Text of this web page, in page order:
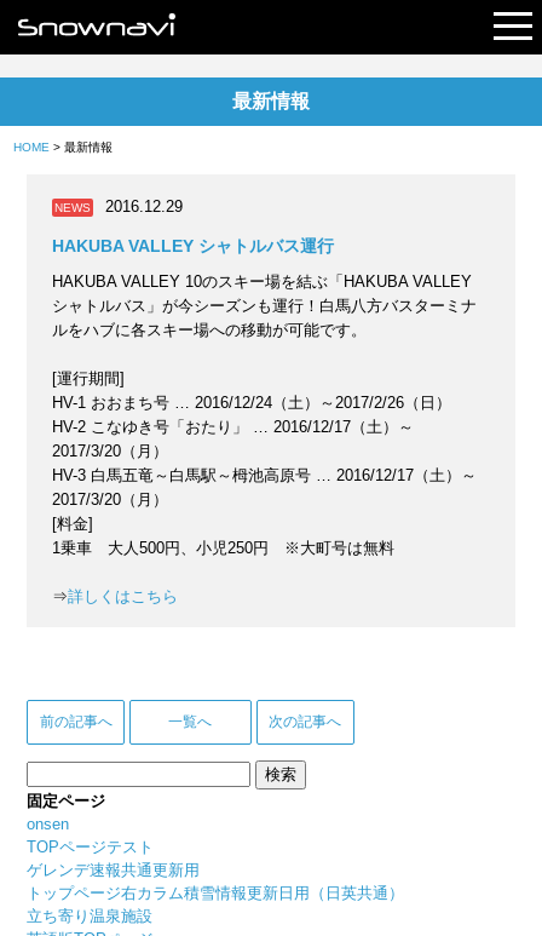
最新情報
HOME > 最新情報
NEWS 2016.12.29
HAKUBA VALLEY シャトルバス運行
HAKUBA VALLEY 10のスキー場を結ぶ「HAKUBA VALLEY
シャトルバス」が今シーズンも運行！白馬八方バスターミナ
ルをハブに各スキー場への移動が可能です。
[運行期間]
HV-1 おおまち号 … 2016/12/24（土）～2017/2/26（日）
HV-2 こなゆき号「おたり」 … 2016/12/17（土）～
2017/3/20（月）
HV-3 白馬五竜～白馬駅～栂池高原号 … 2016/12/17（土）～
2017/3/20（月）
[料金]
1乗車 大人500円、小児250円 ※大町号は無料
⇒詳しくはこちら
前の記事へ 一覧へ 次の記事へ
索:
固定ページ
onsen
TOPページテスト
ゲレンデ速報共通更新用
トップページ右カラム積雪情報更新日用（日英共通）
立ち寄り温泉施設